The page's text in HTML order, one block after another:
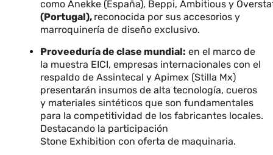
como Anekke (España), Beppi, Ambitious y
(Portugal), reconocida por sus accesorios y
marroquinería de diseño exclusivo.
Proveeduría de clase mundial: en el marco de
la muestra EICI, empresas internacionales con el
respaldo de Assintecal y Apimex (Stilla Mx)
presentarán insumos de alta tecnología, cueros
y materiales sintéticos que son fundamentales
para la competitividad de los fabricantes locales.
Destacando la participación
Stone Exhibition con oferta de maquinaria.